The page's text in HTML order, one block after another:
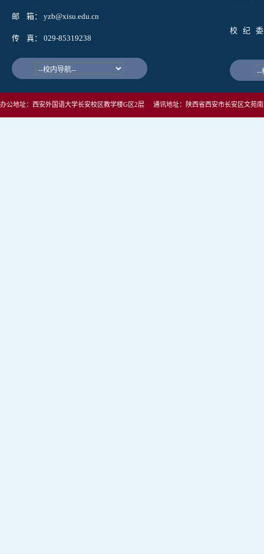
邮 箱： yzb@xisu.edu.cn
传 真： 029-85319238
校 纪 委
办公地址：西安外国语大学长安校区教学楼G区2层 通讯地址：陕西省西安市长安区文